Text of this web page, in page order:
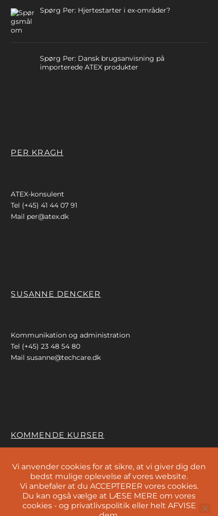
Spørg Per: Hjertestarter i ex-områder?
Spørg Per: Dansk brugsanvisning på
importerede ATEX produkter
PER KRAGH
ATEX-konsulent
Tel (+45) 41 44 07 91
Mail per@atex.dk
SUSANNE DENCKER
Kommunikation og administration
Tel (+45) 23 48 54 80
Mailsusanne@techcare.dk
KOMMENDE KURSER
Se alle kurserher
Persondataforordningen
Vi anvender cookies for at sikre, at vi giver dig den
bedst mulige oplevelse af vores website.
Vi anbefaler at du ACCEPTERER vores cookies.
Du kan også vælge at LÆSE MERE om vores
cookies - og privatlivspolitik eller helt AFVISE